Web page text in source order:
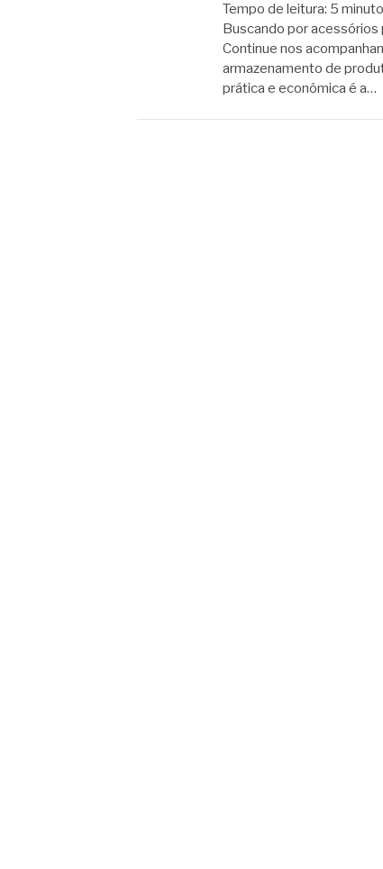
Tempo de leitura: 5
Buscando por acessórios
Continue nos
armazenamento de
prática e econômica é a…